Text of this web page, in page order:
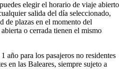
elegir el horario de viaje abierto
salida del día seleccionado,
de plazas en el momento del
o cerrada tienen el mismo
año para los pasajeros no residentes
en las Baleares, siempre sujeto a